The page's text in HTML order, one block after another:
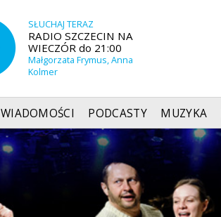
SŁUCHAJ TERAZ
RADIO SZCZECIN NA
WIECZÓR do 21:00
Małgorzata Frymus, Anna
Kolmer
WIADOMOŚCI PODCASTY MUZYKA